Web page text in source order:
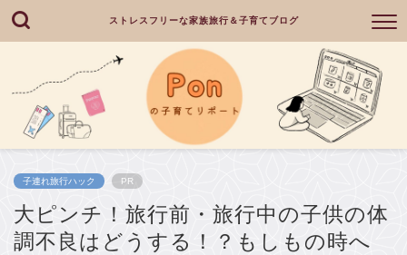
ストレスフリーな家族旅行＆子育てブログ
子連れ旅行ハック PR
大ピンチ！旅行前・旅行中の子供の体
調不良はどうする！？もしもの時へ